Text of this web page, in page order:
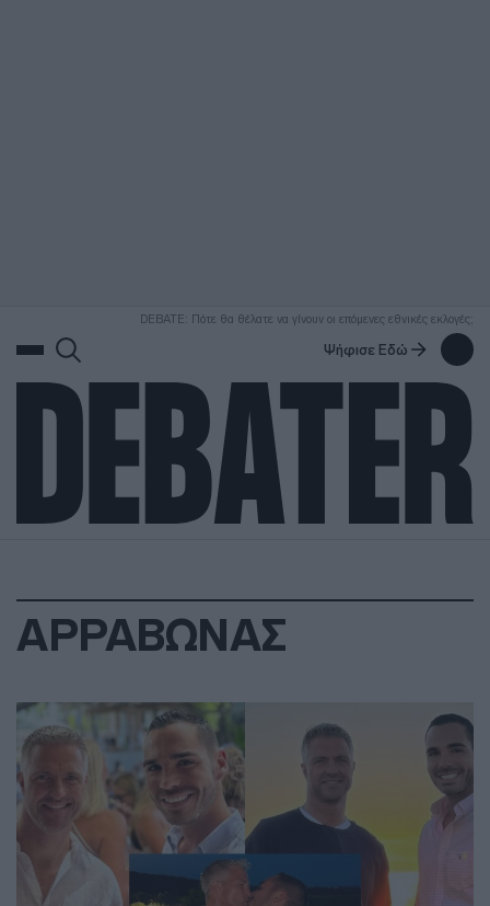
DEBATE: Πότε θα θέλατε να γίνουν οι επόμενες εθνικές εκλογές;
Ψήφισε Εδώ
ΑΡΡΑΒΩΝΑΣ